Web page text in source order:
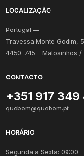
LOCALIZAÇÃO
Portugal —
Travessa Monte Godim,
4450-745 - Matosinhos /
CONTACTO
+351 917 349
quebom@quebom.pt
HORÁRIO
Segunda a Sexta: 09:00 -